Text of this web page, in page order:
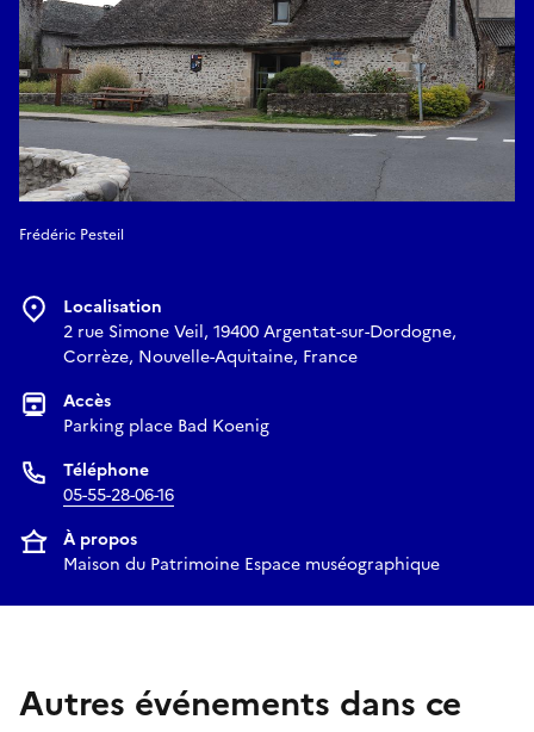
Frédéric Pesteil
Localisation
2 rue Simone Veil, 19400 Argentat-sur-Dordogne,
Corrèze, Nouvelle-Aquitaine, France
Accès
Parking place Bad Koenig
Téléphone
05-55-28-06-16
À propos
Maison du Patrimoine Espace muséographique
Autres événements dans ce